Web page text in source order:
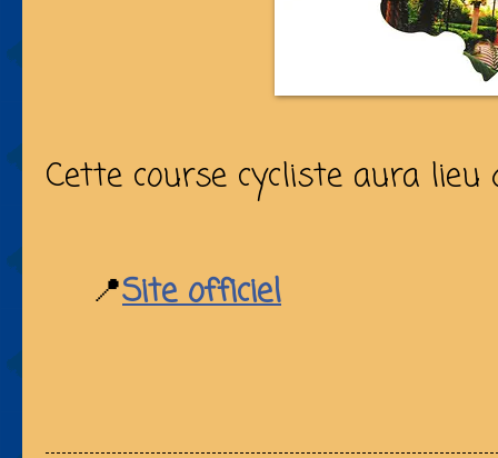
Cette course cycliste aura lieu
📍Site officiel